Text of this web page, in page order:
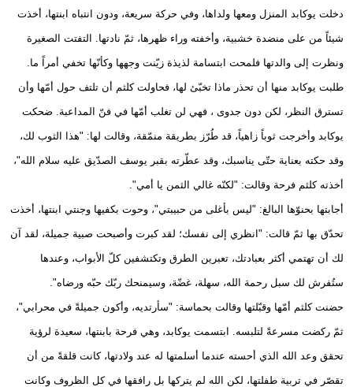
دخلت يوكابد المنزل ومعها ولداها، وفي حركة سريعة، ودون انتباه ابنتها، أخذت
شيئاً من على منضدة خشبية، وأخفته وراء ظهرها، ثمّ نادتها. التفتت الصغيرة
ونظرت إلى والدتها فلمحت ابتسامة لذيذة زيّنت وجهها وكأنّها تخفي أمراً ما.
طلبت يوكابد منها أن تحذر ماذا تخبّئ لها، فحاولت كلثم أن تلتف حول أمّها وأن
تسترق النظر، لكن دون جدوى ، فهي لن تغلب أمّها في فنّ المداعبة. ضحكت
يوكابد وأخرجت ثوباً زاهياً، قد طُرّز بطريقة منمّقة، وقالت لها: "هذا الثوب لك،
وقد حكته بعناية حتّى يناسبك، وقد عطّرته بقبر يوسف الصدّيق عليه سلام الله"،
أخذته كلثم فرحة وقالت: "لكنّه غالي الثمن يا أمي".
أجابتها بحنوّها البالغ: "ليس بأغلى من حبيبتي"، وحوت بكفيها وجنتي ابنتها، أخذت
تحدّق بها ثمّ قالت: "انظري إلى نفسك؛ لقد كبرت وأصبحت صبية جميلة، لقد آن
لك أن تهتمي أكثر بعبادتك، تعبرين الطرق وتكتشفين كلّ الأبواب، وعندها
ستُفرش لك سبل رحمة الله، سهلة، غضّة، وسيمنحك ربّك حبّه ورضاه".
حضنت كلثم أمّها وقبّلتها وقالت بحماسة: "سأرتديه، وأكون جميلةً في محرابي"،
ثمّ ركضت مسرعةً لتلبسه. ابتسمت يوكابد، وهي فرحة بابنتها، سعيدة لرؤية
تحقق وعد الله الذي أحسته عندما أسلمتها له عند ولادتها، كانت قلقةً من أن
تقصّر في تربية طفلتها، لكن الله لم يتركها بل رافقها في كل الظروف وكانت